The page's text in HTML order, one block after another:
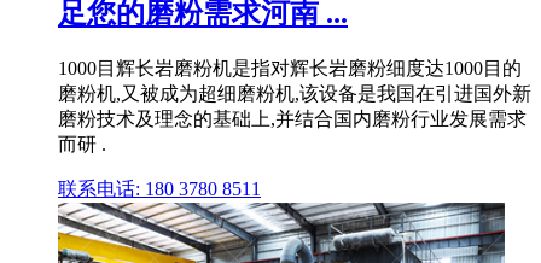
足您的磨粉需求河南 ...
1000目辉长岩磨粉机是指对辉长岩磨粉细度达1000目的
磨粉机,又被成为超细磨粉机,该设备是我国在引进国外新
磨粉技术及理念的基础上,并结合国内磨粉行业发展需求
而研 .
联系电话: 180 3780 8511